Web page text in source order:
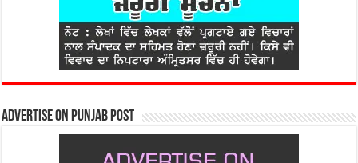
Advertise on Punjab Post